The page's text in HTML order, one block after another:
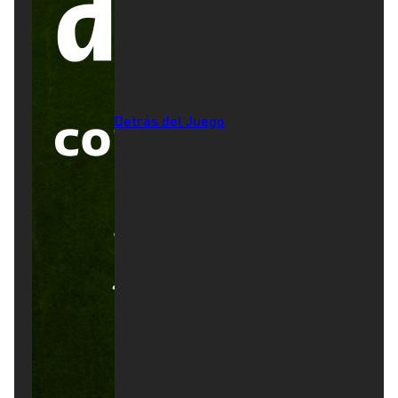
Detrás del Juego